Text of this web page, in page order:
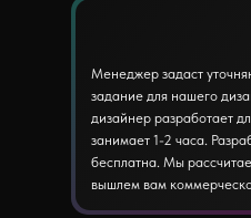
Менеджер задаст
задание для нашего
дизайнер разработает
занимает 1-2 часа.
бесплатна. Мы
вышлем вам